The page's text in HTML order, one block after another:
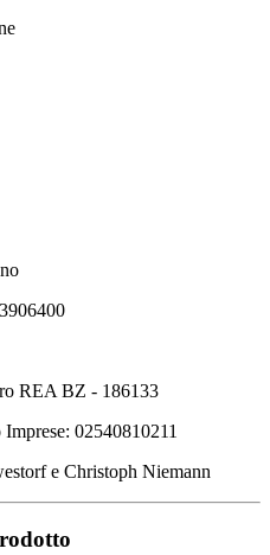
REA BZ - 186133
02540810211
e Christoph Niemann